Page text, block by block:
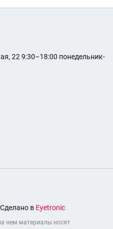
22 9:30–18:00 понедельник-
Сделано в Eyetronic
нем материалы носят